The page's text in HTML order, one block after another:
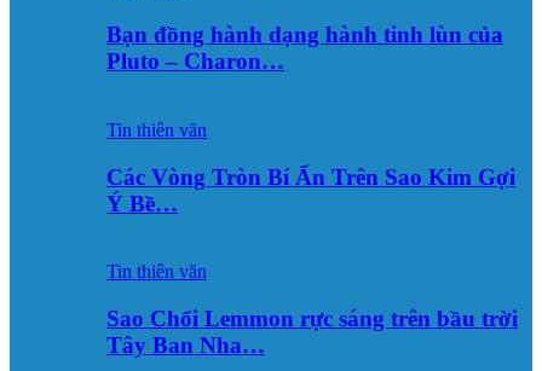
Bạn đồng hành dạng hành tinh lùn của
Pluto – Charon…
Tin thiên văn
Các Vòng Tròn Bí Ẩn Trên Sao Kim Gợi
Ý Bề…
Tin thiên văn
Sao Chổi Lemmon rực sáng trên bầu trời
Tây Ban Nha…